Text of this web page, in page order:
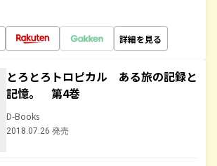
詳細を見る
とろとろトロピカル ある旅の記録と
記憶。 第4巻
D-Books
2018.07.26 発売